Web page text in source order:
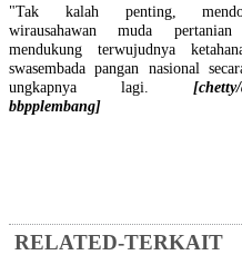
"Tak kalah penting,
wirausahawan muda
mendukung terwujudnya
swasembada pangan nasional
ungkapnya lagi.
bbpplembang]
RELATED-TERKAIT